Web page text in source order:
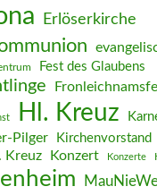
Erlöserkirche
Fest des Glaubens
Hl. Kreuz
Pilger Kirchenvorstand
Kreuz Konzert Konzerte